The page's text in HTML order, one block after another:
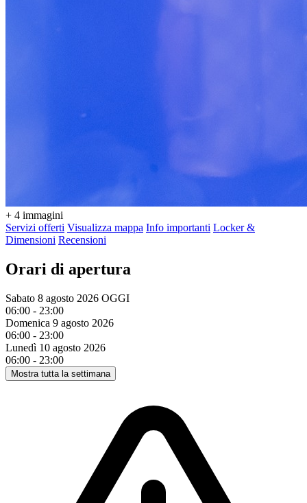
+ 4 immagini
Servizi offerti Visualizza mappa Info importanti Locker &
Dimensioni Recensioni
Orari di apertura
Sabato 8 agosto 2026 OGGI
06:00 - 23:00
Domenica 9 agosto 2026
06:00 - 23:00
Lunedì 10 agosto 2026
06:00 - 23:00
Mostra tutta la settimana